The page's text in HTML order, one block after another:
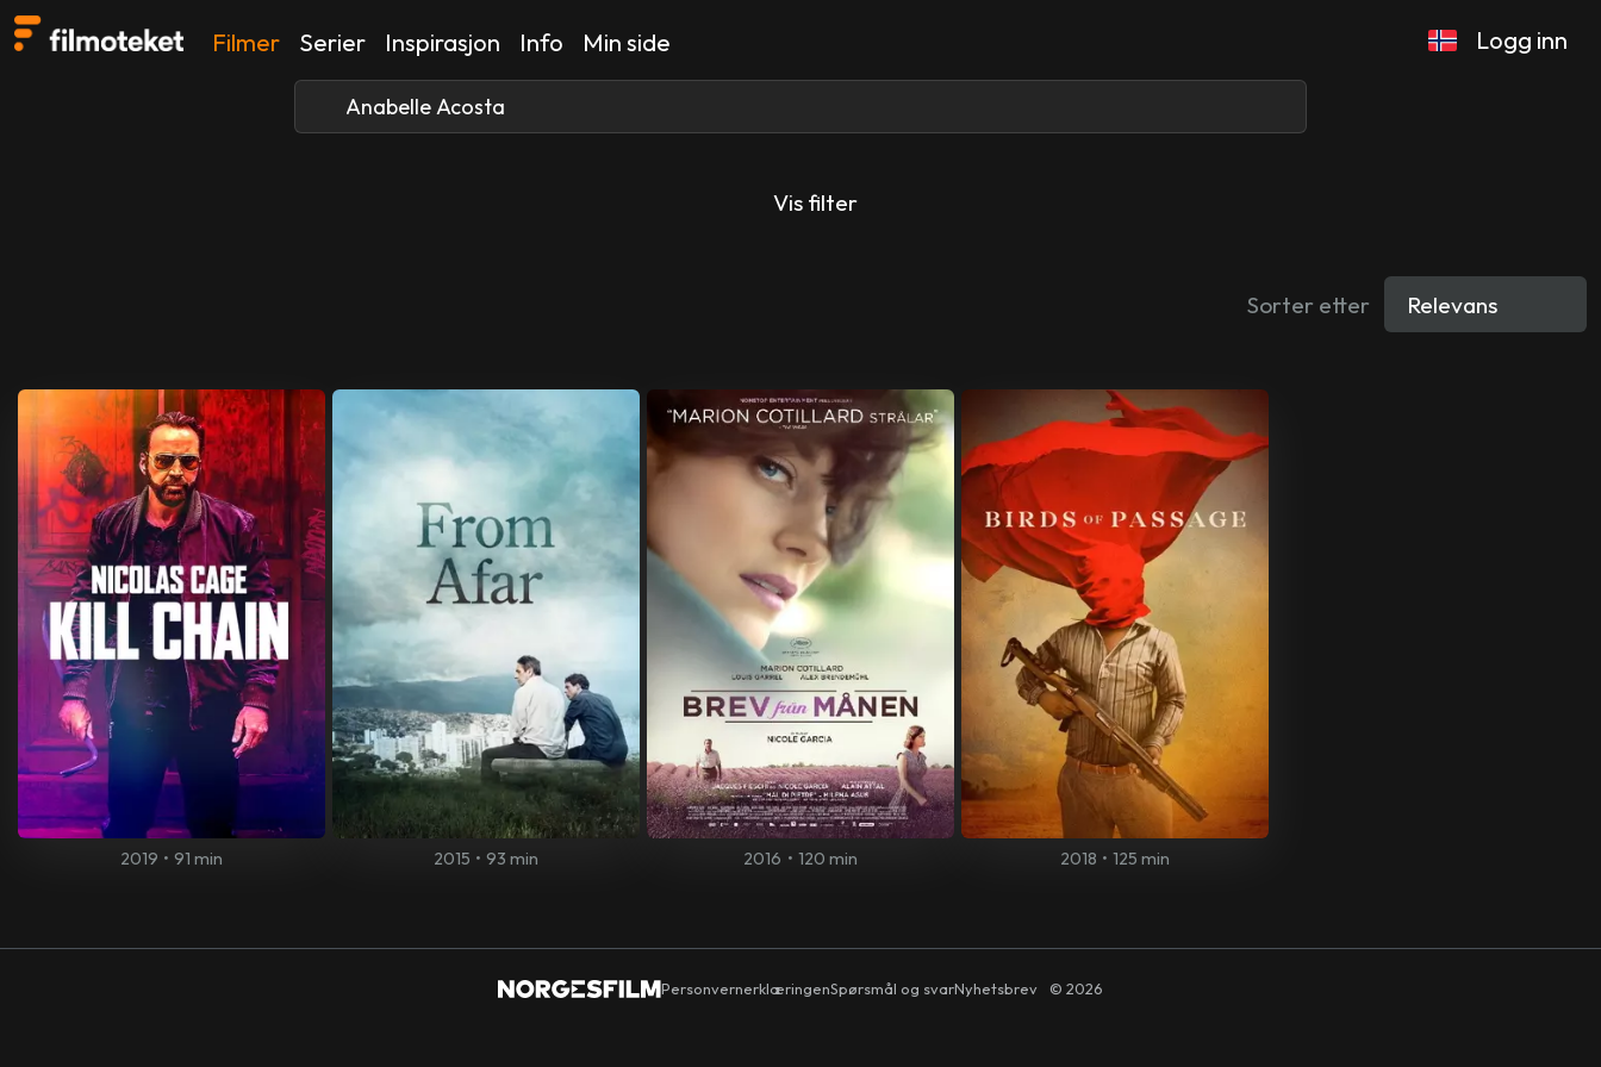
Filmer Serier Inspirasjon Info Min side Logg inn
Vis filter
Sorter etter
2019 • 91 min 2015 • 93 min 2016 • 120 min 2018 • 125 min
PersonvernerklæringenSpørsmål og svarNyhetsbrev © 2026